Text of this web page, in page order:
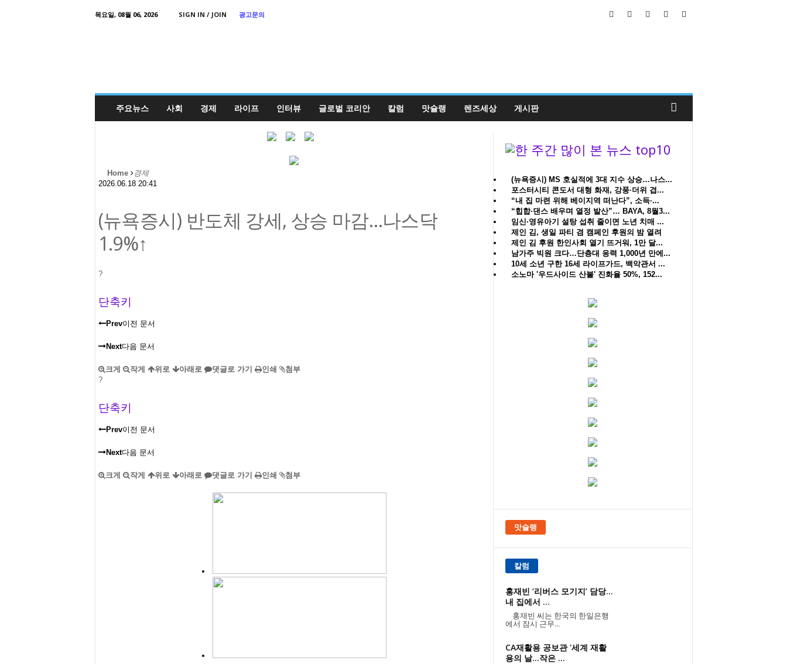
목요일, 08월 06, 2026 SIGN IN / JOIN
광고문의
주요뉴스 사회 경제 라이프 인터뷰 글로벌 코리안 칼럼 맛슐랭 렌즈세상 게시판
Home 경제
2026.06.18 20:41
(뉴욕증시) 반도체 강세, 상승 마감…나스닥
1.9%↑
?
단축키
Prev이전 문서
Next다음 문서
크게 작게 위로 아래로 댓글로 가기 인쇄
첨부
?
단축키
Prev이전 문서
Next다음 문서
크게 작게 위로 아래로 댓글로 가기 인쇄 첨부
(뉴욕증시) MS 호실적에 3대 지수 상승…나스...
포스터시티 콘도서 대형 화재, 강풍·더위 겹...
“내 집 마련 위해 베이지역 떠난다”, 소득·...
“힙합·댄스 배우며 열정 발산”… BAYA, 8월3...
임신·영유아기 설탕 섭취 줄이면 노년 치매 ...
제인 김, 생일 파티 겸 캠페인 후원의 밤 열려
제인 김 후원 한인사회 열기 뜨거워, 1만 달...
남가주 빅원 크다…단층대 응력 1,000년 만에...
10세 소년 구한 16세 라이프가드, 백악관서 ...
소노마 '우드사이드 산불' 진화율 50%, 152...
맛슐랭
칼럼
홍재빈 ‘리버스 모기지’ 담당...
내 집에서 ...
홍재빈 씨는 한국의 한일은행
에서 잠시 근무...
CA재활용 공보관 '세계 재활
용의 날...작은 ...